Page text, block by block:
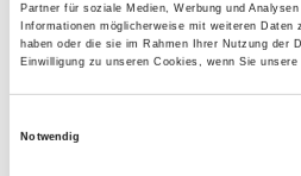
Partner für soziale Medien, Werbung und
Informationen möglicherweise mit weiteren
haben oder die sie im Rahmen Ihrer Nutzung der
Einwilligung zu unseren Cookies, wenn Sie
Notwendig
Am Sportplatz Jütrichau
39264 Zerbst-Jütrichau